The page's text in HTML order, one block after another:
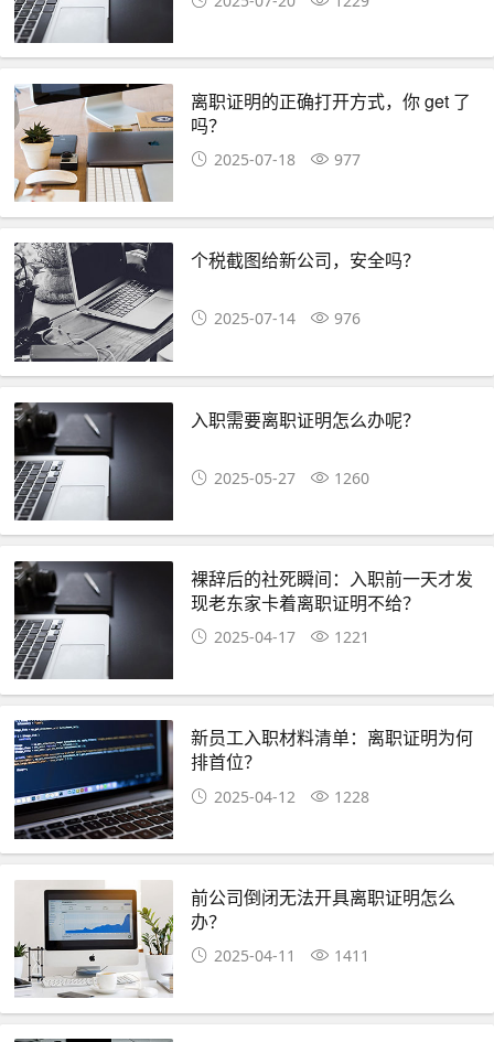
离职证明的正确打开方式，你 get 了
吗？
2025-07-18 977
个税截图给新公司，安全吗？
2025-07-14 976
入职需要离职证明怎么办呢？
2025-05-27 1260
裸辞后的社死瞬间：入职前一天才发
现老东家卡着离职证明不给？
2025-04-17 1221
新员工入职材料清单：离职证明为何
排首位？
2025-04-12 1228
前公司倒闭无法开具离职证明怎么
办？
2025-04-11 1411